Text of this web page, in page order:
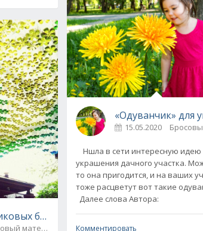
бутылок для дачи своими руками
Бросовый материал / Дачный дизайн
15.05.2020
Ншла в сети интересную идею
украшения дачного участка.
то она пригодится, и на ваших
тоже расцветут вот такие
Далее слова Автора:
Комментировать